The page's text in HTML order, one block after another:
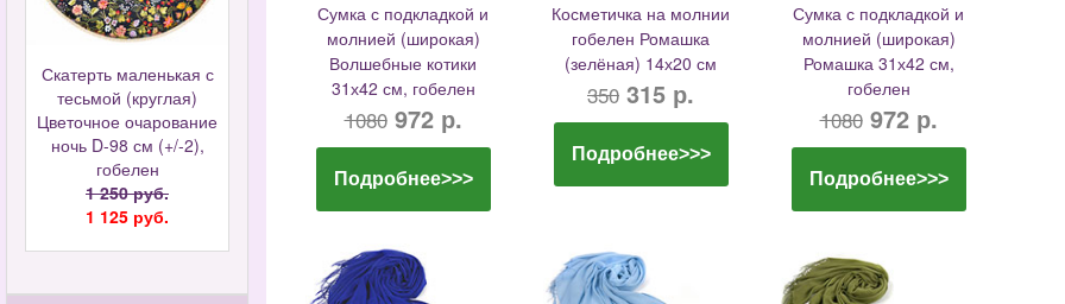
Скатерть маленькая с
тесьмой (круглая)
Цветочное очарование
ночь D-98 см (+/-2),
гобелен
1 250 руб.
1 125 руб.
Сумка с подкладкой и
молнией (широкая)
Волшебные котики
31х42 см, гобелен
1080 972 р.
Подробнее>>>
Косметичка на молнии
гобелен Ромашка
(зелёная) 14х20 см
350 315 р.
Подробнее>>>
Сумка с подкладкой и
молнией (широкая)
Ромашка 31х42 см,
гобелен
1080 972 р.
Подробнее>>>